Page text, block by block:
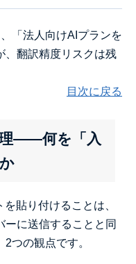
「法人向けAIプランを
、翻訳精度リスクは残
目次に戻る
——何を「入
貼り付けることは、
ーに送信することと同
つの観点です。